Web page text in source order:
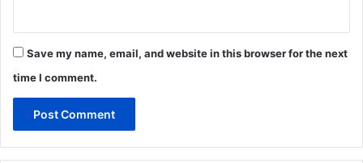
Save my name, email, and website in this browser for the next
time I comment.